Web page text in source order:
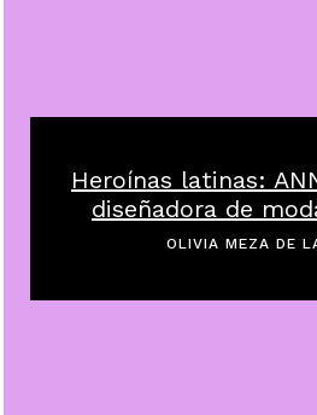
Heroínas latinas:
diseñadora de
OLIVIA MEZA DE